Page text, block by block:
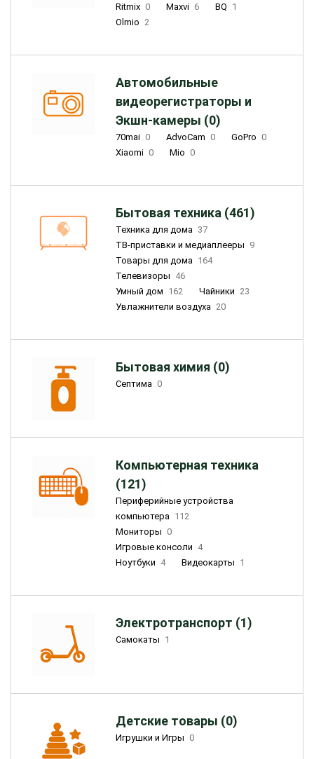
Ritmix 0 Maxvi 6 BQ 1
Olmio 2
Автомобильные
видеорегистраторы и
Экшн-камеры (0)
70mai 0 AdvoCam 0 GoPro 0
Xiaomi 0 Mio 0
Бытовая техника (461)
Техника для дома 37
ТВ-приставки и медиаплееры 9
Товары для дома 164
Телевизоры 46
Умный дом 162 Чайники 23
Увлажнители воздуха 20
Бытовая химия (0)
Септима 0
Компьютерная техника
(121)
Периферийные устройства
компьютера 112
Мониторы 0
Игровые консоли 4
Ноутбуки 4 Видеокарты 1
Электротранспорт (1)
Самокаты 1
Детские товары (0)
Игрушки и Игры 0